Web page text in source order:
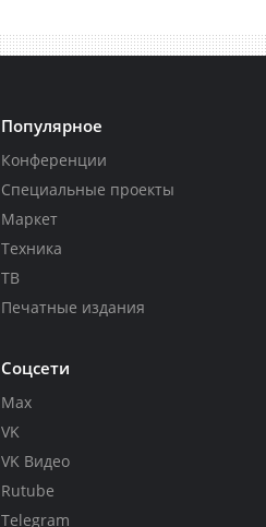
Популярное
Конференции
Специальные проекты
Маркет
Техника
ТВ
Печатные издания
Соцсети
Max
VK
VK Видео
Rutube
Telegram